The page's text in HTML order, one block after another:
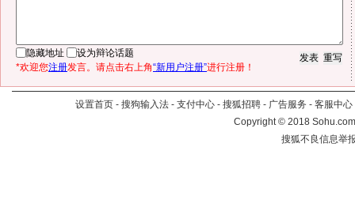
隐藏地址
设为辩论话题
*欢迎您注册发言。请点击右上角“新用户注册”进行注册！
设置首页 - 搜狗输入法 - 支付中心 - 搜狐招聘 - 广告服务 - 客服中心
Copyright©2018
搜狐不良信息举